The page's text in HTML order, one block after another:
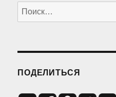
Искать:
ПОДЕЛИТЬСЯ